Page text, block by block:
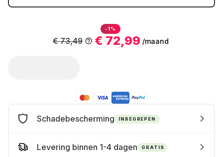
-1%
€ 72,99 /maand
€ 73,49
Schadebescherming INBEGREPEN
Levering binnen 1-4 dagen GRATIS